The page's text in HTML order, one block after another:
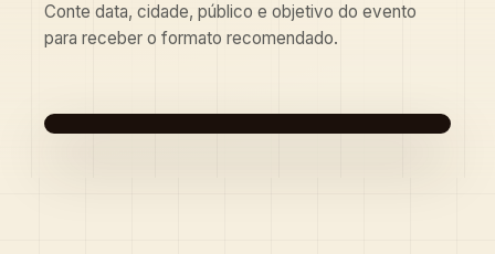
Conte data, cidade, público e objetivo do evento
para receber o formato recomendado.